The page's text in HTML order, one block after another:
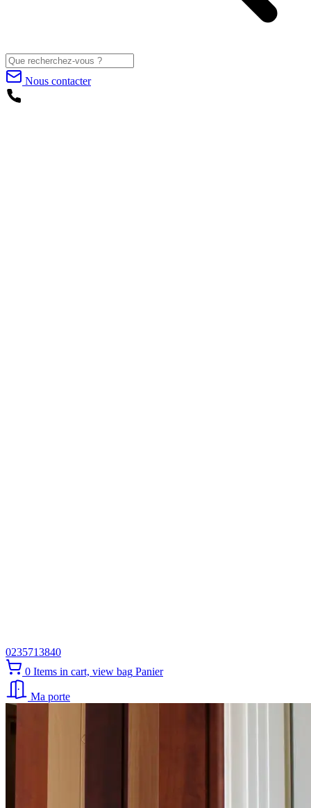
Nous contacter
0235713840
0 Items in cart, view bag Panier
Ma porte